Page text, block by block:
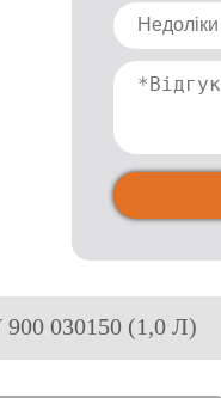
900 030150 (1,0 Л)